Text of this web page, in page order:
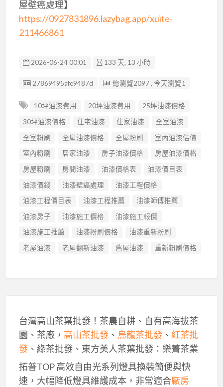
屋壁癌處理】
https://0927831896.lazybag.app/xuite-
211466861
2026-06-24 00:01 133 天, 13 小時
廣告编號
27869495afe9487d 總瀏覽2097 , 今天瀏覽1
10坪油漆費用 20坪油漆費用
25坪油漆價格
30坪油漆價格
住宅油漆 住家油漆
全室油漆
全室粉刷
全屋油漆價格 全屋粉刷
室內油漆估價
室內粉刷
居家油漆 房子油漆價格
房屋油漆價格
房屋粉刷
房間油漆 油漆價格表
油漆價目表
油漆價錢
油漆壁癌處理
油漆工程價格
油漆工程價目表
油漆工程推薦
油漆師傅推薦
油漆房子
油漆施工價格
油漆施工報價
油漆施工推薦
油漆粉刷價格
油漆重新粉刷
老屋油漆
老屋翻新油漆 舊屋油漆 重新粉刷價格
台灣高山茶葉批發！茶農自耕、自有高海拔茶
園、茶廠， 高山茶批發、 烏龍茶批發、 紅茶批
發、綠茶批發、東方美人茶葉批發：樂菁茶業
拓普TOP 高效自由光系列燈具換裝簡便與快
速，大幅降低燈具維護成本，非常適合廠房